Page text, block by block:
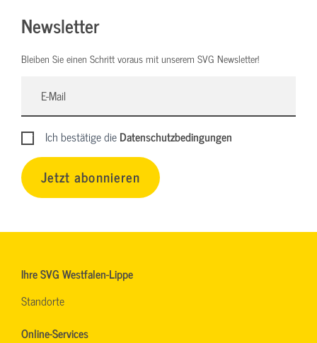
Newsletter
Bleiben Sie einen Schritt voraus mit unserem SVG Newsletter!
Ich bestätige dieDatenschutzbedingungen
Jetzt abonnieren
Ihre SVG Westfalen-Lippe
Standorte
Online-Services